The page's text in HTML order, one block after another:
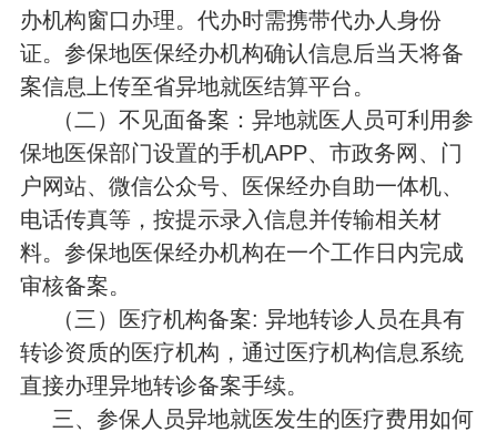
办机构窗口办理。代办时需携带代办人身份
证。参保地医保经办机构确认信息后当天将备
案信息上传至省异地就医结算平台。
（二）不见面备案：异地就医人员可利用参
保地医保部门设置的手机APP、市政务网、门
户网站、微信公众号、医保经办自助一体机、
电话传真等，按提示录入信息并传输相关材
料。参保地医保经办机构在一个工作日内完成
审核备案。
（三）医疗机构备案: 异地转诊人员在具有
转诊资质的医疗机构，通过医疗机构信息系统
直接办理异地转诊备案手续。
三、参保人员异地就医发生的医疗费用如何